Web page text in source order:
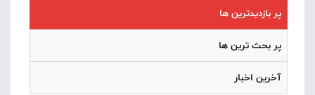
پر بازدیدترین ها
پر بحث ترین ها
آخرین اخبار